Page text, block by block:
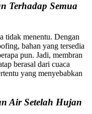
Terhadap Semua
tidak menentu. Dengan
bahan yang tersedia
pun. Jadi, membran
berasal dari cuaca
yang menyebabkan
Air Setelah Hujan